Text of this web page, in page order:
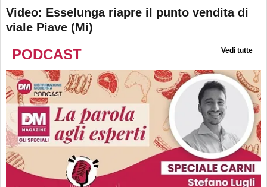
Video: Esselunga riapre il punto vendita di
viale Piave (Mi)
PODCAST Vedi tutte